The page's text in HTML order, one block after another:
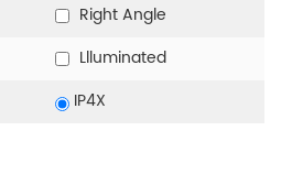
Right Angle
Llluminated
IP4X